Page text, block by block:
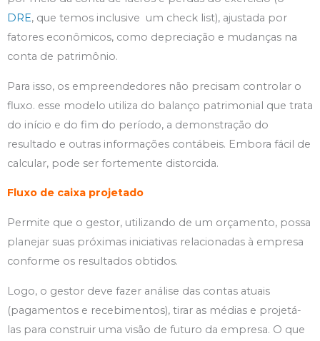
DRE, que temos inclusive um check list), ajustada por
fatores econômicos, como depreciação e mudanças na
conta de patrimônio.
Para isso, os empreendedores não precisam controlar o
fluxo. esse modelo utiliza do balanço patrimonial que trata
do início e do fim do período, a demonstração do
resultado e outras informações contábeis. Embora fácil de
calcular, pode ser fortemente distorcida.
Fluxo de caixa projetado
Permite que o gestor, utilizando de um orçamento, possa
planejar suas próximas iniciativas relacionadas à empresa
conforme os resultados obtidos.
Logo, o gestor deve fazer análise das contas atuais
(pagamentos e recebimentos), tirar as médias e projetá-
las para construir uma visão de futuro da empresa. O que